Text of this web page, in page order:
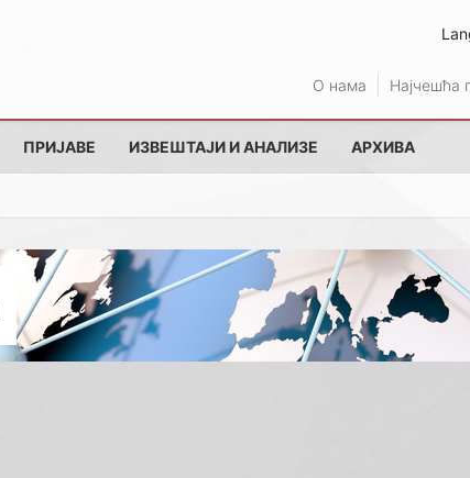
О нама Најчешћа
ПРИЈАВЕ ИЗВЕШТАЈИ И АНАЛИЗЕ АРХИВА